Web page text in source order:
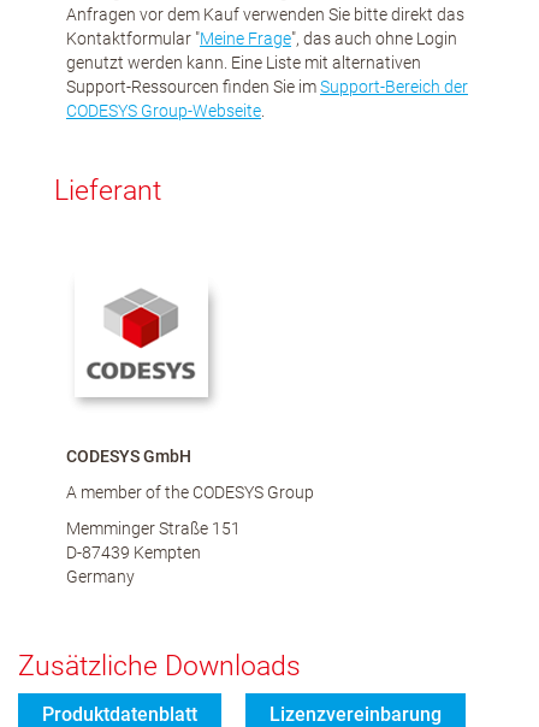
Anfragen vor dem Kauf verwenden Sie bitte direkt das
Kontaktformular "Meine Frage", das auch ohne Login
genutzt werden kann. Eine Liste mit alternativen
Support-Ressourcen finden Sie imSupport-Bereich der
CODESYS Group-Webseite
Lieferant
CODESYS GmbH
A member of the CODESYS Group
Memminger Straße 151
D-87439 Kempten
Germany
Zusätzliche Downloads
Produktdatenblatt Lizenzvereinbarung